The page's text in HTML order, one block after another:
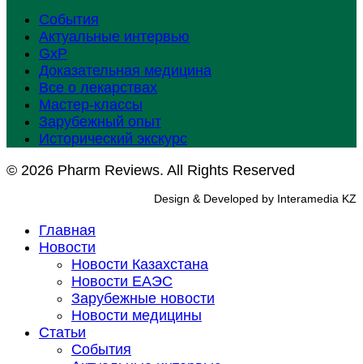
События
Актуальные интервью
GxP
Доказательная медицина
Все о лекарствах
Мастер-классы
Зарубежный опыт
Исторический экскурс
© 2026 Pharm Reviews. All Rights Reserved
Design & Developed by Interamedia KZ
Главная
Новости
Новости Казахстана
Новости ЕАЭС
Зарубежные новости
Новости медицины
Статьи
События